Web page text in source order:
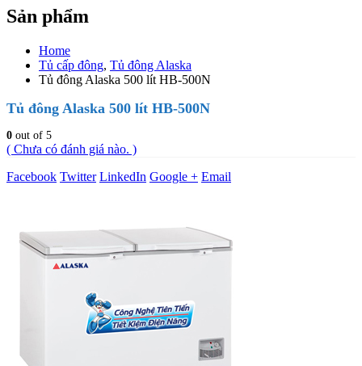
Sản phẩm
Home
Tủ cấp đông, Tủ đông Alaska
Tủ đông Alaska 500 lít HB-500N
Tủ đông Alaska 500 lít HB-500N
0 out of 5
( Chưa có đánh giá nào. )
Facebook Twitter LinkedIn Google + Email